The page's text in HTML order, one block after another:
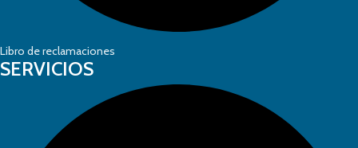
Libro de reclamaciones
SERVICIOS